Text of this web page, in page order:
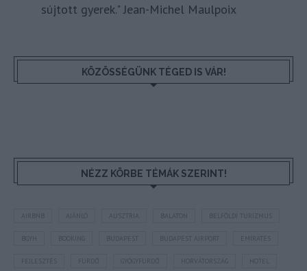
sújtott gyerek." Jean-Michel Maulpoix
KÖZÖSSÉGÜNK TÉGED IS VÁR!
NÉZZ KÖRBE TÉMÁK SZERINT!
AUSZTRIA BALATON BELFÖLDI TURIZMUS
BUDAPEST BUDAPEST AIRPORT EMIRATES
FEJLESZTÉS HORVÁTORSZÁG HOTEL